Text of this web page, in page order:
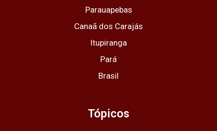
Parauapebas
Canaã dos Carajás
Itupiranga
Pará
Brasil
Tópicos